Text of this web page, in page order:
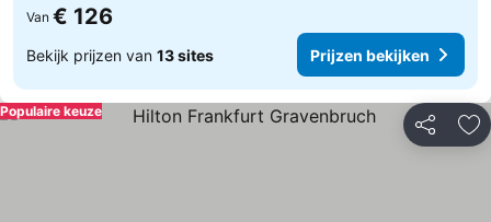
Van € 126
Bekijk prijzen van 13 sites Prijzen bekijken
Delen
Populaire keuze